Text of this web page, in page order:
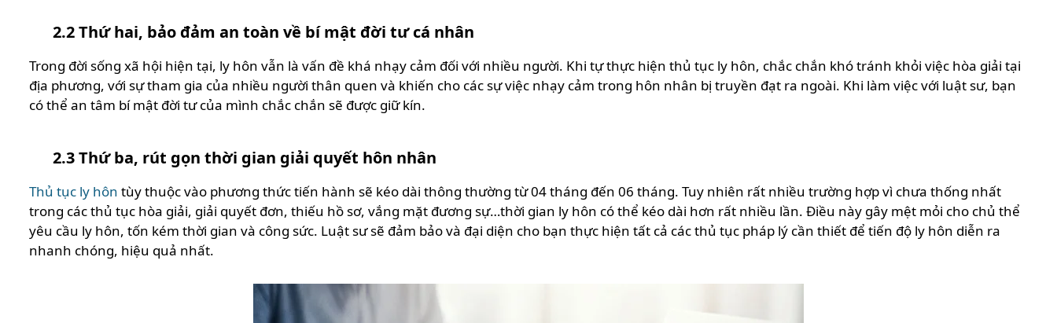
2.2Thứ hai, bảo đảm an toàn về bí mật đời tư cá nhân
Trong đời sống xã hội hiện tại, ly hôn vẫn là vấn đề khá nhạy cảm đối với nhiều người. Khi tự thực hiện thủ tục ly hôn, chắc chắn khó tránh khỏi việc hòa giải tại
địa phương, với sự tham gia của nhiều người thân quen và khiến cho các sự việc nhạy cảm trong hôn nhân bị truyền đạt ra ngoài. Khi làm việc với luật sư, bạn
có thể an tâm bí mật đời tư của mình chắc chắn sẽ được giữ kín.
2.3Thứ ba, rút gọn thời gian giải quyết hôn nhân
Thủ tục ly hôn tùy thuộc vào phương thức tiến hành sẽ kéo dài thông thường từ 04 tháng đến 06 tháng. Tuy nhiên rất nhiều trường hợp vì chưa thống nhất
trong các thủ tục hòa giải, giải quyết đơn, thiếu hồ sơ, vắng mặt đương sự…thời gian ly hôn có thể kéo dài hơn rất nhiều lần. Điều này gây mệt mỏi cho chủ thể
yêu cầu ly hôn, tốn kém thời gian và công sức. Luật sư sẽ đảm bảo và đại diện cho bạn thực hiện tất cả các thủ tục pháp lý cần thiết để tiến độ ly hôn diễn ra
nhanh chóng, hiệu quả nhất.